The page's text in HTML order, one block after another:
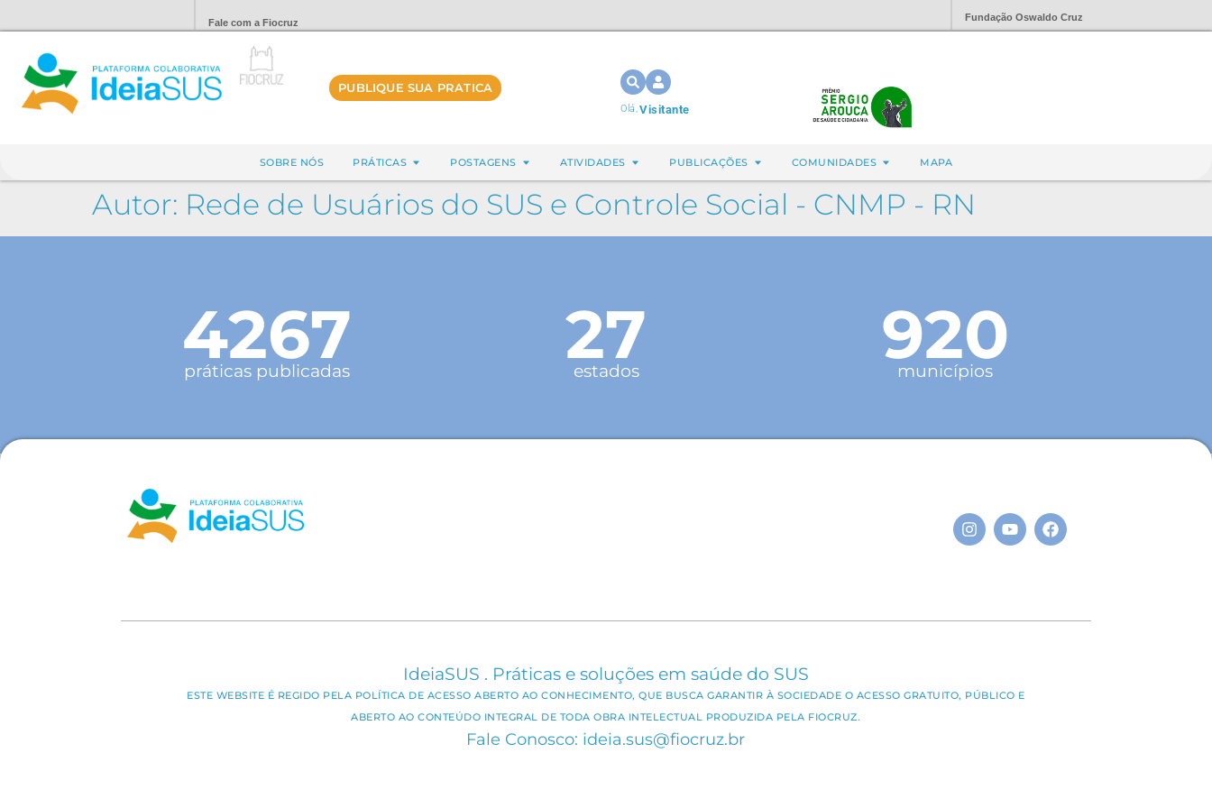
Fale com a Fiocruz Fundação Oswaldo Cruz
PUBLIQUE SUA PRATICA
Olá,Visitante
SOBRE NÓS PRÁTICAS POSTAGENS ATIVIDADES PUBLICAÇÕES COMUNIDADES MAPA
Autor: Rede de Usuários do SUS e Controle Social - CNMP - RN
4267
práticas publicadas 27
estados 920
municípios
IdeiaSUS . Práticas e soluções em saúde do SUS
ESTE WEBSITE É REGIDO PELA POLÍTICA DE ACESSO ABERTO AO CONHECIMENTO, QUE BUSCA GARANTIR À SOCIEDADE O ACESSO GRATUITO, PÚBLICO E
ABERTO AO CONTEÚDO INTEGRAL DE TODA OBRA INTELECTUAL PRODUZIDA PELA FIOCRUZ.
Fale Conosco: ideia.sus@fiocruz.br